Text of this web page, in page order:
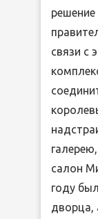
связи с
салон
году
дворца,